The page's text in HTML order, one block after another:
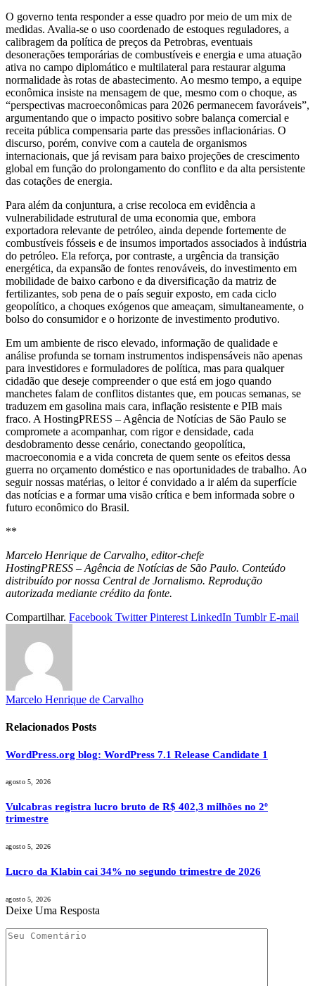
O governo tenta responder a esse quadro por meio de um mix de
medidas. Avalia‑se o uso coordenado de estoques reguladores, a
calibragem da política de preços da Petrobras, eventuais
desonerações temporárias de combustíveis e energia e uma atuação
ativa no campo diplomático e multilateral para restaurar alguma
normalidade às rotas de abastecimento. Ao mesmo tempo, a equipe
econômica insiste na mensagem de que, mesmo com o choque, as
“perspectivas macroeconômicas para 2026 permanecem favoráveis”,
argumentando que o impacto positivo sobre balança comercial e
receita pública compensaria parte das pressões inflacionárias. O
discurso, porém, convive com a cautela de organismos
internacionais, que já revisam para baixo projeções de crescimento
global em função do prolongamento do conflito e da alta persistente
das cotações de energia.
Para além da conjuntura, a crise recoloca em evidência a
vulnerabilidade estrutural de uma economia que, embora
exportadora relevante de petróleo, ainda depende fortemente de
combustíveis fósseis e de insumos importados associados à indústria
do petróleo. Ela reforça, por contraste, a urgência da transição
energética, da expansão de fontes renováveis, do investimento em
mobilidade de baixo carbono e da diversificação da matriz de
fertilizantes, sob pena de o país seguir exposto, em cada ciclo
geopolítico, a choques exógenos que ameaçam, simultaneamente, o
bolso do consumidor e o horizonte de investimento produtivo.
Em um ambiente de risco elevado, informação de qualidade e
análise profunda se tornam instrumentos indispensáveis não apenas
para investidores e formuladores de política, mas para qualquer
cidadão que deseje compreender o que está em jogo quando
manchetes falam de conflitos distantes que, em poucas semanas, se
traduzem em gasolina mais cara, inflação resistente e PIB mais
fraco. A HostingPRESS – Agência de Notícias de São Paulo se
compromete a acompanhar, com rigor e densidade, cada
desdobramento desse cenário, conectando geopolítica,
macroeconomia e a vida concreta de quem sente os efeitos dessa
guerra no orçamento doméstico e nas oportunidades de trabalho. Ao
seguir nossas matérias, o leitor é convidado a ir além da superfície
das notícias e a formar uma visão crítica e bem informada sobre o
futuro econômico do Brasil.
**
Marcelo Henrique de Carvalho, editor-chefe
HostingPRESS – Agência de Notícias de São Paulo. Conteúdo
distribuído por nossa Central de Jornalismo. Reprodução
autorizada mediante crédito da fonte.
Compartilhar. Facebook Twitter Pinterest LinkedIn Tumblr E-mail
Marcelo Henrique de Carvalho
Relacionados Posts
WordPress.org blog: WordPress 7.1 Release Candidate 1
agosto 5, 2026
Vulcabras registra lucro bruto de R$ 402,3 milhões no 2º
trimestre
agosto 5, 2026
Lucro da Klabin cai 34% no segundo trimestre de 2026
agosto 5, 2026
Deixe Uma Resposta